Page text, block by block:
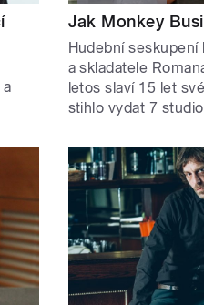
Jak Monkey
Hudební
a skladatele
letos slaví 15 let
stihlo vydat 7